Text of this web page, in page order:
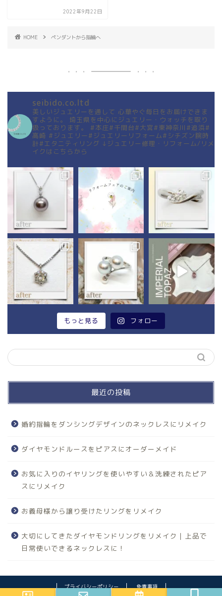
2022年9月22日
HOME ペンダントから指輪へ
seibido.co.ltd
美しいジュエリーを通して 心華やぐ毎日をお届けできま
すように。
埼玉県を中心にジュエリー・ウォッチを取り
扱っております。
#本庄#千間台#大宮#東神奈川#追浜#
高崎 #ジュエリー#ジュエリーリフォーム#シチズン腕時
計#エタニティリング ↓ジュエリー修理・リフォーム/リメ
イクはこちらから
もっと見る フォロー
最近の投稿
婚約指輪をダンシングデザインのネックレスにリメイク
ダイヤモンドルースをピアスにオーダーメイド
お気に入りのイヤリングを使いやすい＆洗練されたピア
スにリメイク
お義母様から譲り受けたリングをリメイク
大切にしてきたダイヤモンドリングをリメイク｜上品で
日常使いできるネックレスに！
プライバシーポリシー
免責事項